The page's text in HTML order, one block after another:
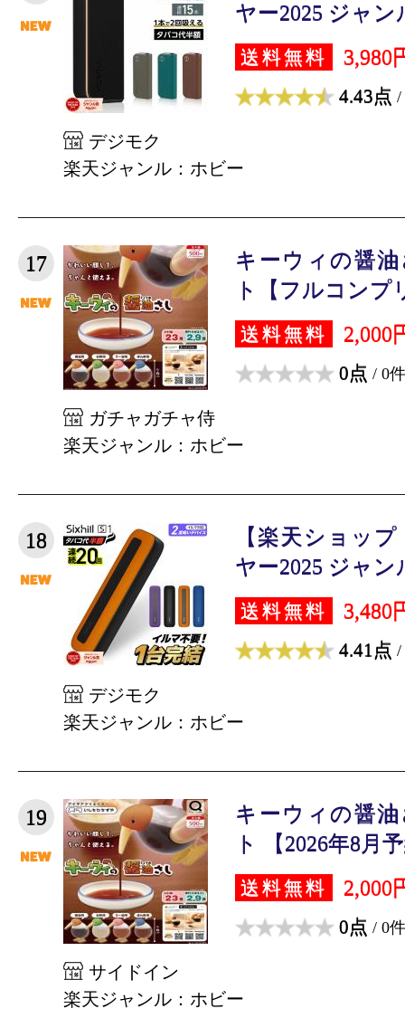
ヤー2025 ジャン
送料無料 3,980
4.43点 /
デジモク
楽天ジャンル：ホビー
17
キーウィの醤
ト【フルコンプ
送料無料 2,000
0点 / 0件
ガチャガチャ侍
楽天ジャンル：ホビー
18
【楽天ショッ
ヤー2025 ジャン
送料無料 3,480
4.41点 /
デジモク
楽天ジャンル：ホビー
19
キーウィの醤
ト 【2026年8月
送料無料 2,000
0点 / 0件
サイドイン
楽天ジャンル：ホビー